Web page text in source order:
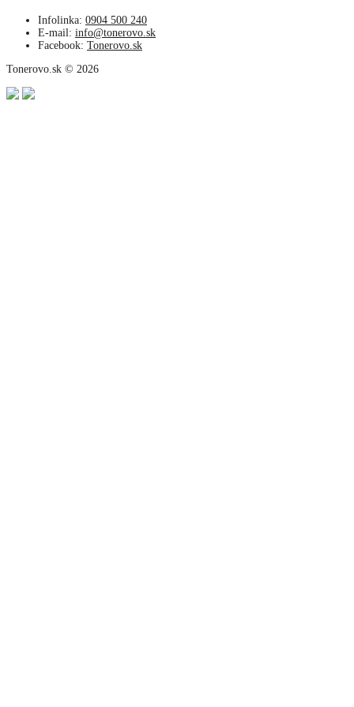
Infolinka: 0904 500 240
E-mail: info@tonerovo.sk
Facebook: Tonerovo.sk
Tonerovo.sk © 2026